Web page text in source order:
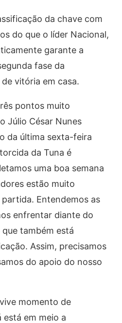
da chave com
do que o líder Nacional,
garante a
fase da
vitória em casa.
pontos muito
Júlio César Nunes
da última sexta-feira
da Tuna é
uma boa semana
estão muito
Entendemos as
enfrentar diante do
também está
Assim, precisamos
do apoio do nosso
momento de
em meio a